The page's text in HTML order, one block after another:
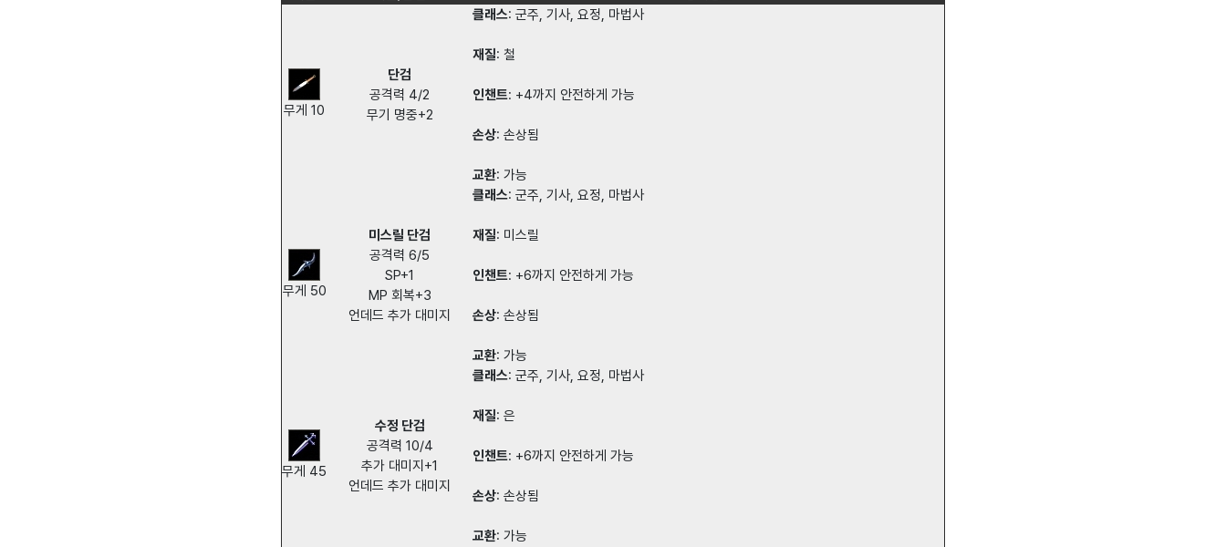
무게 10
단검
공격력 4/2
무기 명중+2
클래스: 군주, 기사, 요정, 마법사
재질: 철
인챈트: +4까지 안전하게 가능
손상: 손상됨
교환: 가능
무게 50
미스릴 단검
공격력 6/5
SP+1
MP 회복+3
언데드 추가 대미지
클래스: 군주, 기사, 요정, 마법사
재질: 미스릴
인챈트: +6까지 안전하게 가능
손상: 손상됨
교환: 가능
무게 45
수정 단검
공격력 10/4
추가 대미지+1
언데드 추가 대미지
클래스: 군주, 기사, 요정, 마법사
재질: 은
인챈트: +6까지 안전하게 가능
손상: 손상됨
교환: 가능